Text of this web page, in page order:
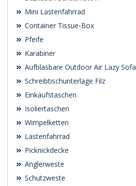
Mini Lastenfahrrad
Container Tissue-Box
Pfeife
Karabiner
Aufblasbare Outdoor Air Lazy Sofa
Schreibtischunterlage Filz
Einkaufstaschen
Isoliertaschen
Wimpelketten
Lastenfahrrad
Picknickdecke
Anglerweste
Schutzweste